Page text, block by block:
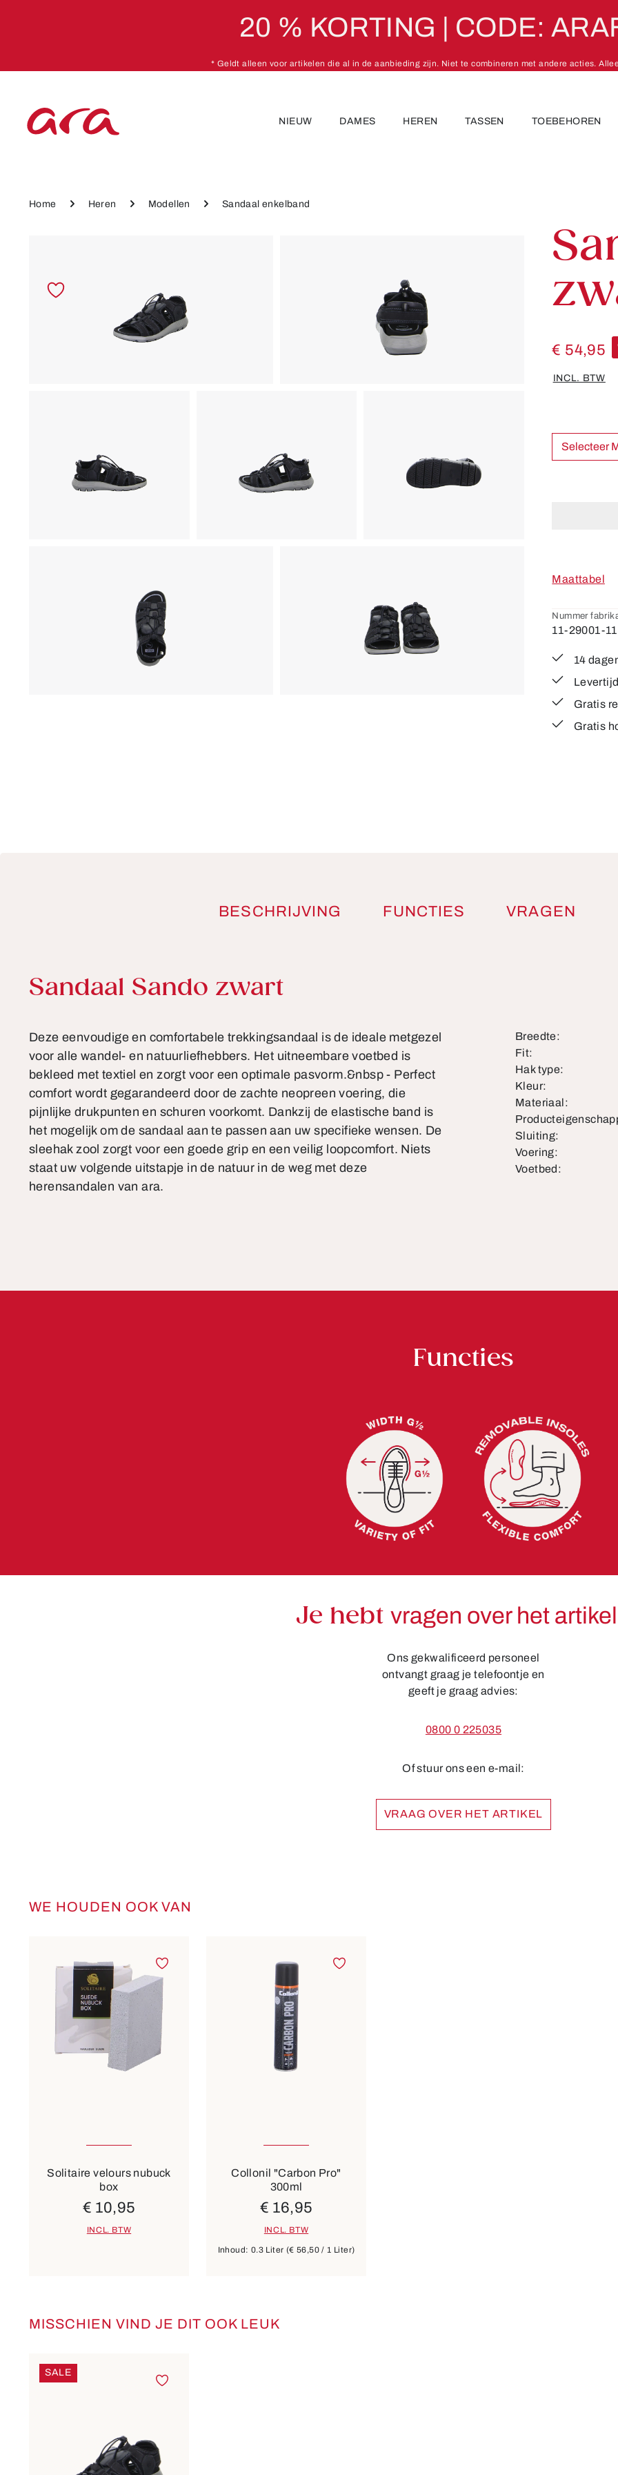
20 % KORTING | CODE:
* Geldt alleen voor artikelen die al in de aanbieding zijn. Niet te combineren met andere acties.
NIEUW DAMES HEREN TASSEN TOEBEHOREN
Home Heren Modellen Sandaal enkelband
€ 54,95
INCL. BTW
Maattabel
Nummer
11-29001-11
14
Gratis
Gratis
BESCHRIJVING FUNCTIES VRAGEN
Productinformatie
Sandaal Sando zwart
Deze eenvoudige en comfortabele trekkingsandaal is de ideale metgezel
voor alle wandel- en natuurliefhebbers. Het uitneembare voetbed is
bekleed met textiel en zorgt voor een optimale pasvorm.&nbsp - Perfect
comfort wordt gegarandeerd door de zachte neopreen voering, die
pijnlijke drukpunten en schuren voorkomt. Dankzij de elastische band is
het mogelijk om de sandaal aan te passen aan uw specifieke wensen. De
sleehak zool zorgt voor een goede grip en een veilig loopcomfort. Niets
staat uw volgende uitstapje in de natuur in de weg met deze
herensandalen van ara.
Breedte:
Fit:
Hak type:
Kleur:
Materiaal:
Sluiting:
Voering:
Voetbed:
Functies
Je hebt vragen over het
Ons gekwalificeerd personeel
ontvangt graag je telefoontje en
geeft je graag advies:
0800 0 225035
Of stuur ons een e-mail:
VRAAG OVER HET ARTIKEL
Productgalerij overslaan
WE HOUDEN OOK VAN
Solitaire velours nubuck
box
€ 10,95
INCL. BTW
Collonil "Carbon Pro"
300ml
Inhoud: 0.3 Liter (€ 56,50 / 1 Liter)
€ 16,95
INCL. BTW
Productgalerij overslaan
MISSCHIEN VIND JE DIT OOK LEUK
SALE